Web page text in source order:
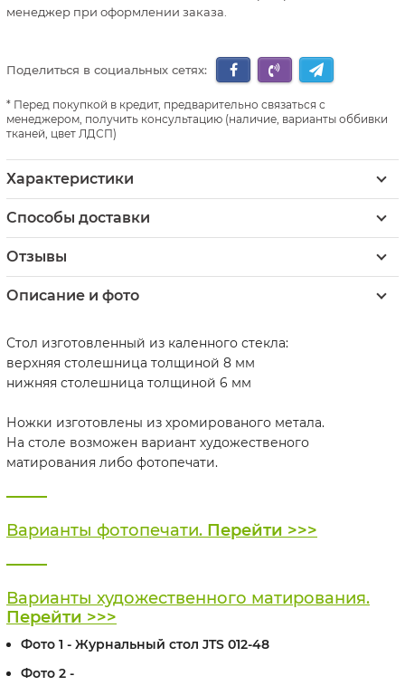
менеджер при оформлении заказа.
Поделиться в социальных сетях:
Перед покупкой в кредит, предварительно связаться с
менеджером, получить консультацию (наличие, варианты оббивки
тканей, цвет ЛДСП)
Характеристики
Способы доставки
Отзывы
Описание и фото
Стол изготовленный из каленного стекла:
верхняя столешница толщиной 8 мм
нижняя столешница толщиной 6 мм
Ножки изготовлены из хромированого метала.
На столе возможен вариант художественого
матирования либо фотопечати.
Варианты фотопечати. Перейти >>>
Варианты художественного матирования.
Перейти >>>
Фото 1 - Журнальный стол JTS 012-48
Фото 2 -